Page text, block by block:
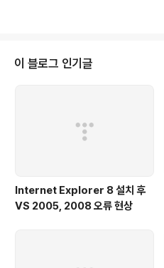
이 블로그 인기글
Internet Explorer 8 설치 후
VS 2005, 2008 오류 현상